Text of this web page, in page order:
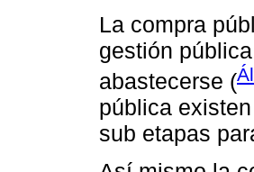
La compra
gestión
abastecerse (
pública
sub etapas